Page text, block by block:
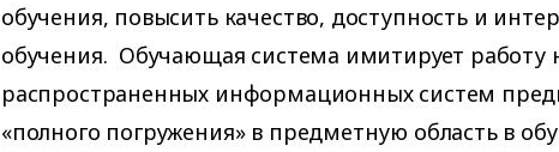
обучения, повысить качество, доступность и
обучения. Обучающая система имитирует работу
распространенных информационных систем
«полного погружения» в предметную область в